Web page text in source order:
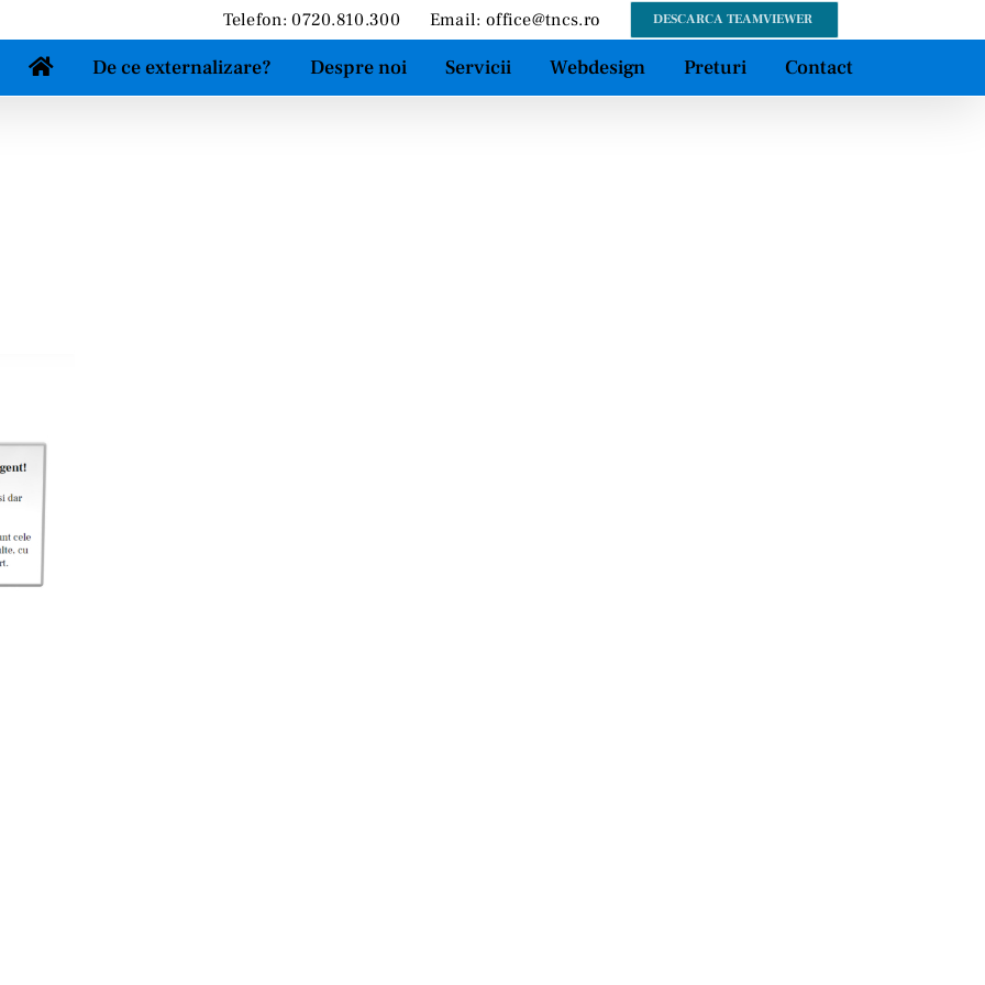
Telefon: 0720.810.300 Email: office@tncs.ro DESCARCA TEAMVIEWER
De ce externalizare? Despre noi Servicii Webdesign Preturi Contact